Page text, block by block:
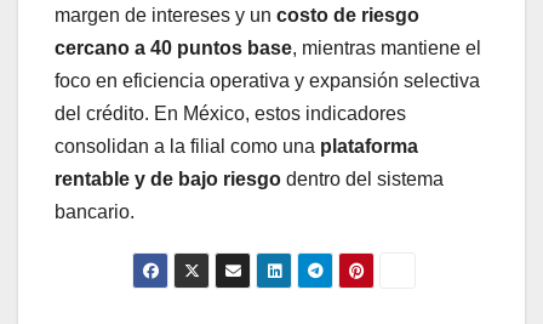
margen de intereses y un costo de riesgo
cercano a 40 puntos base, mientras mantiene el
foco en eficiencia operativa y expansión selectiva
del crédito. En México, estos indicadores
consolidan a la filial como una plataforma
rentable y de bajo riesgo dentro del sistema
bancario.